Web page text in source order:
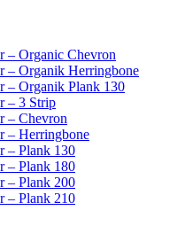
– Organic Chevron
– Organik Herringbone
– Organik Plank 130
– 3 Strip
– Chevron
– Herringbone
– Plank 130
– Plank 180
– Plank 200
– Plank 210